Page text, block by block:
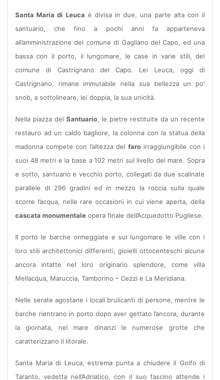
Santa Maria di Leuca è divisa in due, una parte alta con il
santuario, che fino a pochi anni fa apparteneva
all’amministrazione del comune di Gagliano del Capo, ed una
bassa con il porto, il lungomare, le case in varie stili, del
comune di Castrignano del Capo. Lei Leuca, oggi di
Castrignano, rimane immutabile nella sua bellezza un po'
snob, a sottolineare, lei doppia, la sua unicità.
Nella piazza del Santuario, le pietre restituite da un recente
restauro ad un caldo bagliore, la colonna con la statua della
madonna compete con l’altezza del faroirraggiungibile con i
suoi 48 metri e la base a 102 metri sul livello del mare. Sopra
e sotto, santuario e vecchio porto, collegati da due scalinate
parallele di 296 gradini ed in mezzo la roccia sulla quale
scorre l’acqua, nelle rare occasioni in cui viene aperta, della
cascata monumentale opera finale dell’Acquedotto Pugliese.
Il porto le barche ormeggiate e sul lungomare le ville con i
loro stili architettonici differenti, gioielli ottocenteschi alcune
ancora intatte nel loro originario splendore, come villa
Mellacqua, Maruccia, Tamborino – Cezzi e La Meridiana.
Nelle serate agostane i locali brulicanti di persone, mentre le
barche rientrano in porto dopo aver gettato l’ancora, durante
la giornata, nel mare dinanzi le numerose grotte che
caratterizzano il litorale.
Santa Maria di Leuca, estrema punta a chiudere il Golfo di
Taranto, vedetta nell’Adriatico, con il suo fascino attende i